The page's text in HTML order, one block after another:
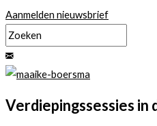
Ga
naar
de
inhoud
Aanmelden nieuwsbrief
Verdiepingssessies in